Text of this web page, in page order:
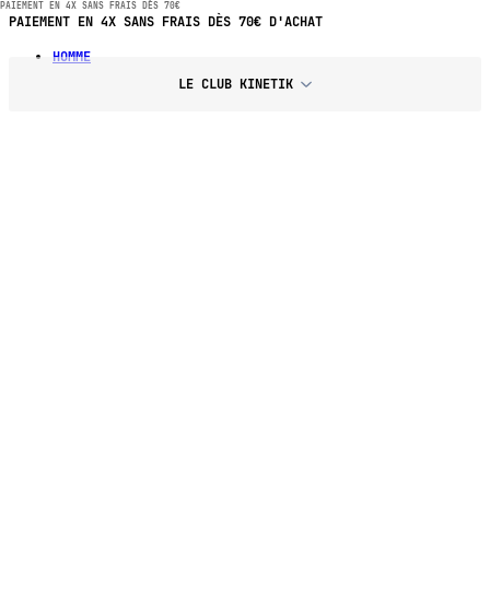
PAIEMENT EN 4X SANS FRAIS DÈS 70€ D'ACHAT
HOMME
LE CLUB KINETIK
PAIEMENT EN 4X SANS FRAIS DÈS 70€